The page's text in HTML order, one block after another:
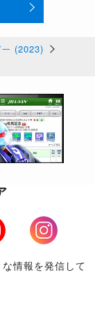
ー (2023)
Instagram
情報を発信して